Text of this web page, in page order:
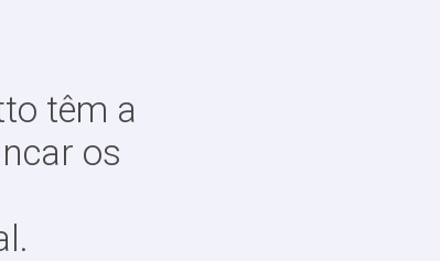
têm a
os